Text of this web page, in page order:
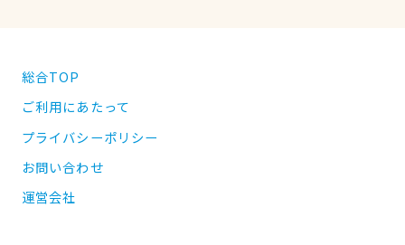
総合TOP
ご利用にあたって
プライバシーポリシー
お問い合わせ
運営会社